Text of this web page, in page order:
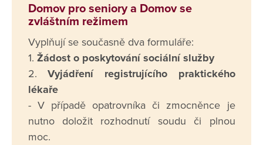
Domov pro seniory a Domov se
zvláštním režimem
Vyplňují se současně dva formuláře:
1. Žádost o poskytování sociální služby
2. Vyjádření registrujícího praktického
lékaře
- V případě opatrovníka či zmocněnce je
nutno doložit rozhodnutí soudu či plnou
moc.